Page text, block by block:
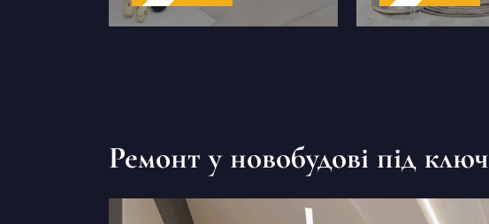
Ремонт у новобудові під ключ